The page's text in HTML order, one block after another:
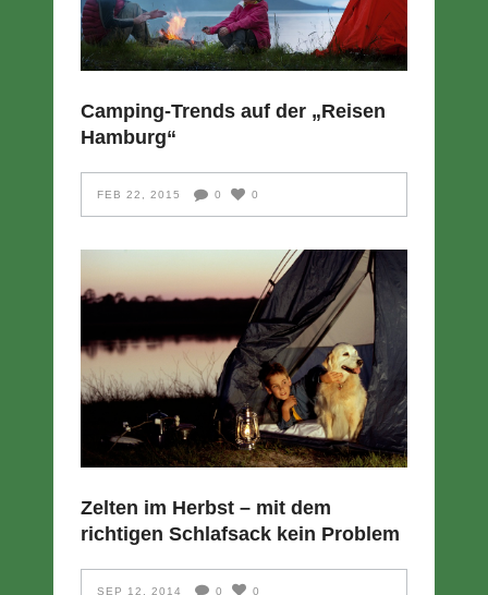
Camping-Trends auf der „Reisen
Hamburg“
FEB 22, 2015 0 0
Zelten im Herbst – mit dem
richtigen Schlafsack kein Problem
SEP 12, 2014 0 0